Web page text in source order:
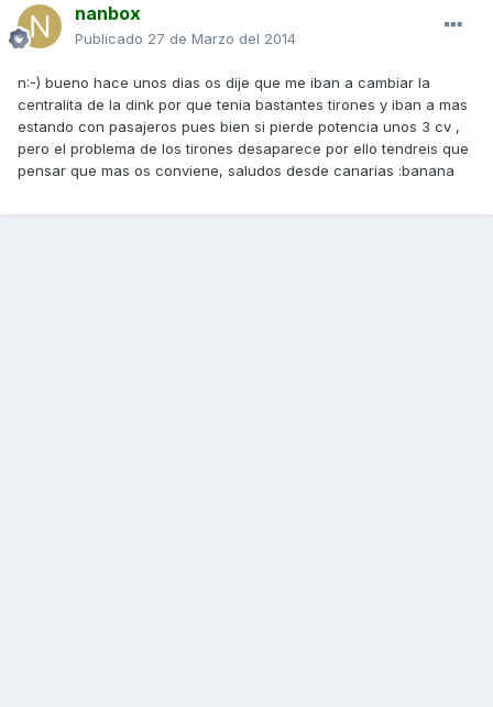
nanbox
Publicado 27 de Marzo del 2014
n:-) bueno hace unos dias os dije que me iban a cambiar la
centralita de la dink por que tenia bastantes tirones y iban a mas
estando con pasajeros pues bien si pierde potencia unos 3 cv ,
pero el problema de los tirones desaparece por ello tendreis que
pensar que mas os conviene, saludos desde canarias :banana